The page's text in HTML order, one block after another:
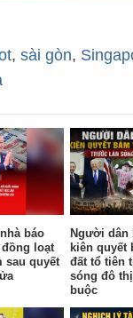
, sài gòn,
báo
loạt
sau quyết
Người dân
kiên quyết
đất tổ tiên
sóng đô
buộc